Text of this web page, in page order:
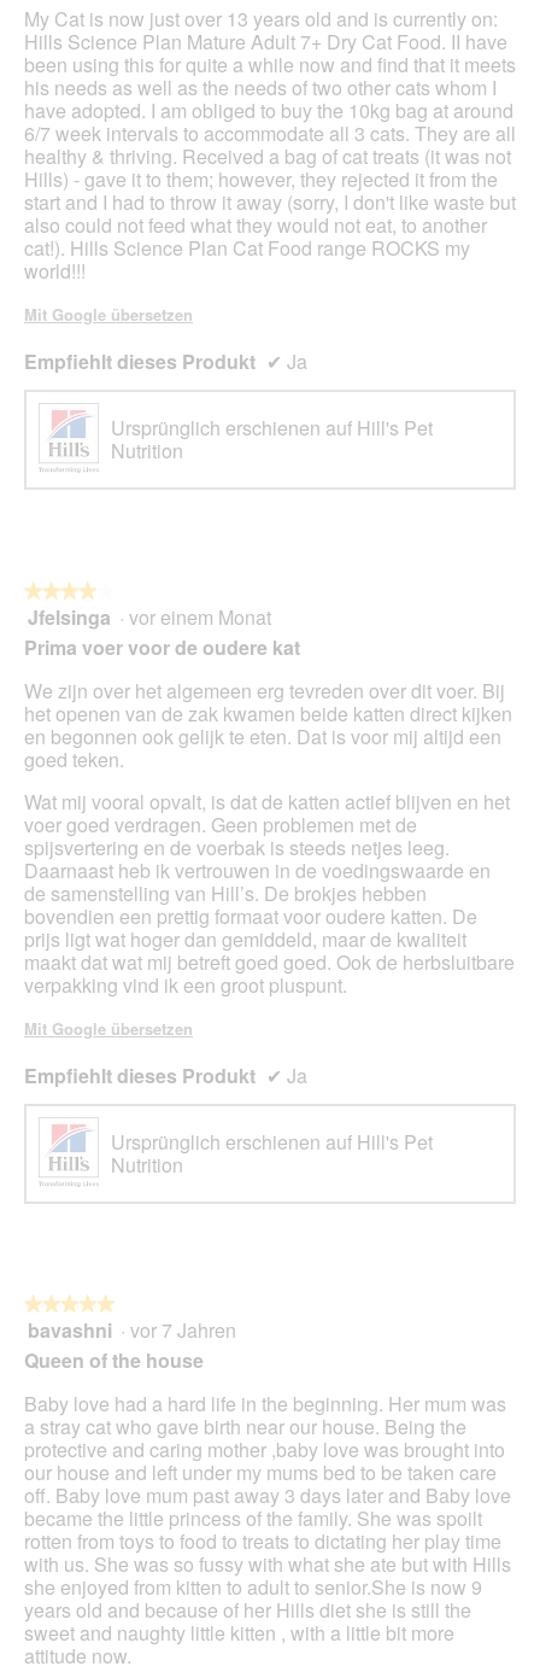
Sternen.
My Cat is now just over 13 years old and is currently on:
Hills Science Plan Mature Adult 7+ Dry Cat Food. II have
been using this for quite a while now and find that it meets
his needs as well as the needs of two other cats whom I
have adopted. I am obliged to buy the 10kg bag at around
6/7 week intervals to accommodate all 3 cats. They are all
healthy & thriving. Received a bag of cat treats (it was not
Hills) - gave it to them; however, they rejected it from the
start and I had to throw it away (sorry, I don't like waste but
also could not feed what they would not eat, to another
cat!). Hills Science Plan Cat Food range ROCKS my
world!!!
Mit Google übersetzen
Empfiehlt dieses Produkt ✔ Ja
Ursprünglich erschienen auf Hill's Pet
Nutrition
★★★★★
★★★★★
5
Sternen.
Jfelsinga · vor einem Monat
Prima voer voor de oudere kat
We zijn over het algemeen erg tevreden over dit voer. Bij
het openen van de zak kwamen beide katten direct kijken
en begonnen ook gelijk te eten. Dat is voor mij altijd een
goed teken.
Wat mij vooral opvalt, is dat de katten actief blijven en het
voer goed verdragen. Geen problemen met de
spijsvertering en de voerbak is steeds netjes leeg.
Daarnaast heb ik vertrouwen in de voedingswaarde en
de samenstelling van Hill’s. De brokjes hebben
bovendien een prettig formaat voor oudere katten. De
prijs ligt wat hoger dan gemiddeld, maar de kwaliteit
maakt dat wat mij betreft goed goed. Ook de herbsluitbare
verpakking vind ik een groot pluspunt.
Mit Google übersetzen
Empfiehlt dieses Produkt ✔ Ja
Ursprünglich erschienen auf Hill's Pet
Nutrition
★★★★★
★★★★★
5
von
Sternen.
bavashni · vor 7 Jahren
Queen of the house
Baby love had a hard life in the beginning. Her mum was
a stray cat who gave birth near our house. Being the
protective and caring mother ,baby love was brought into
our house and left under my mums bed to be taken care
off. Baby love mum past away 3 days later and Baby love
became the little princess of the family. She was spoilt
rotten from toys to food to treats to dictating her play time
with us. She was so fussy with what she ate but with Hills
she enjoyed from kitten to adult to senior.She is now 9
years old and because of her Hills diet she is still the
sweet and naughty little kitten , with a little bit more
attitude now.